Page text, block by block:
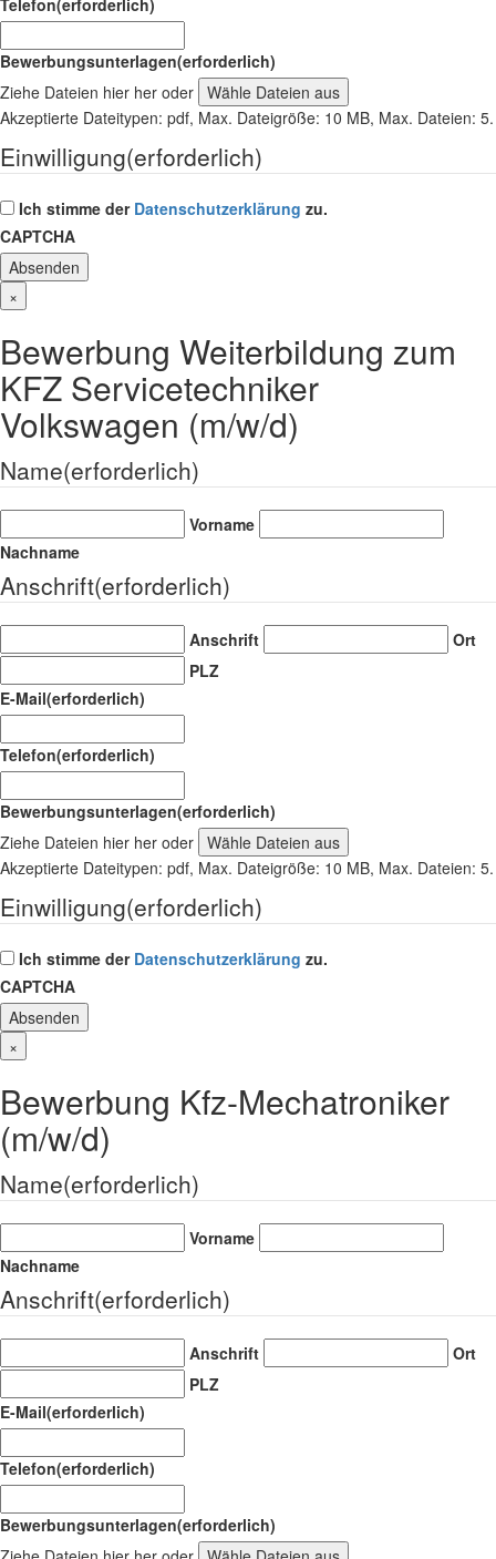
Bewerbungsunterlagen(erforderlich)
Ziehe Dateien hier her oder Wähle Dateien aus
Akzeptierte Dateitypen: pdf, Max. Dateigröße: 10 MB, Max. Dateien: 5.
Einwilligung(erforderlich)
Ich stimme der Datenschutzerklärung zu.
CAPTCHA
×
Bewerbung Weiterbildung zum
KFZ Servicetechniker
Volkswagen (m/w/d)
Name(erforderlich)
Vorname
Nachname
Anschrift(erforderlich)
Anschrift
Ort
PLZ
E-Mail(erforderlich)
Telefon(erforderlich)
Bewerbungsunterlagen(erforderlich)
Ziehe Dateien hier her oder Wähle Dateien aus
Akzeptierte Dateitypen: pdf, Max. Dateigröße: 10 MB, Max. Dateien: 5.
Einwilligung(erforderlich)
Ich stimme der Datenschutzerklärung zu.
CAPTCHA
×
Bewerbung Kfz-Mechatroniker
(m/w/d)
Name(erforderlich)
Vorname
Nachname
Anschrift(erforderlich)
Anschrift
Ort
PLZ
E-Mail(erforderlich)
Telefon(erforderlich)
Bewerbungsunterlagen(erforderlich)